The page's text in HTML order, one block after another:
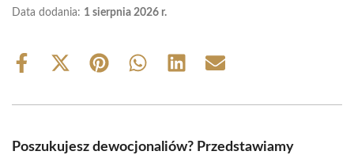
Data dodania: 1 sierpnia 2026 r.
Share
Share
(Twitter)
Share Share Share Share
Poszukujesz dewocjonaliów? Przedstawiamy